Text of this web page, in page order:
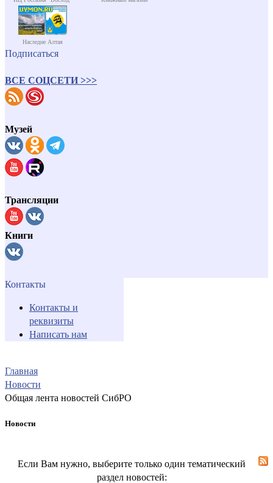
Наследие Алтая
Подписаться
ВСЕ СОЦСЕТИ >>>
Музей
Трансляции
Книги
Контакты
Контакты и
реквизиты
Написать нам
Главная
Новости
Общая лента новостей СибРО
Новости
Если Вам нужно, выберите только один тематический
раздел новостей: